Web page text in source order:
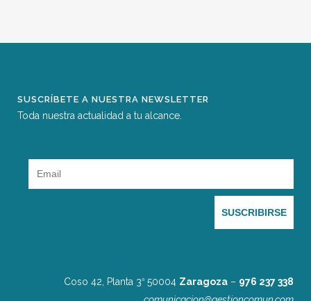
SUSCRÍBETE A NUESTRA NEWSLETTER
Toda nuestra actualidad a tu alcance.
Coso 42, Planta 3a 50004 Zaragoza – 976 237 338